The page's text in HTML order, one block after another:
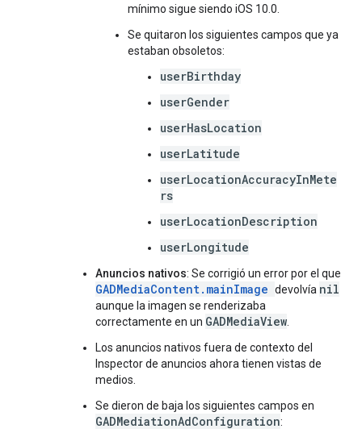
mínimo sigue siendo iOS 10.0.
Se quitaron los siguientes campos que ya
estaban obsoletos:
userBirthday
userGender
userHasLocation
userLatitude
userLocationAccuracyInMete
rs
userLocationDescription
userLongitude
Anuncios nativos: Se corrigió un error por el que
GADMediaContent.mainImage devolvía nil
aunque la imagen se renderizaba
correctamente en un GADMediaView
Los anuncios nativos fuera de contexto del
Inspector de anuncios ahora tienen vistas de
medios.
Se dieron de baja los siguientes campos en
GADMediationAdConfiguration: